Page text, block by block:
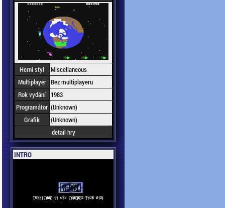
Herní styl
Miscellaneous
Multiplayer Bez multiplayeru
Rok vydání
1983
Programátor (Unknown)
Grafik
(Unknown)
detail hry
INTRO